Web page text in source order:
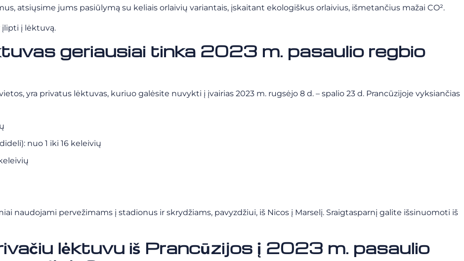
atsiųsime jums pasiūlymą su keliais orlaivių variantais, įskaitant ekologiškus orlaivius, išmetančius mažai CO².
į lėktuvą.
geriausiai tinka 2023 m. pasaulio regbio
yra privatus lėktuvas, kuriuo galėsite nuvykti į įvairias 2023 m. rugsėjo 8 d. – spalio 23 d. Prancūzijoje vyksiančias
nuo 1 iki 16 keleivių
naudojami pervežimams į stadionus ir skrydžiams, pavyzdžiui, iš Nicos į Marselį. Sraigtasparnį galite išsinuomoti iš
lėktuvu iš Prancūzijos į 2023 m. pasaulio